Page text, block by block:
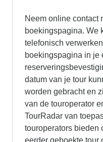
Neem online contact
boekingspagina. We
telefonisch
boekingspagina in je
datum van je tour
worden gebracht en
van de touroperator
TourRadar van
touroperators bieden
eerder geboekte tour